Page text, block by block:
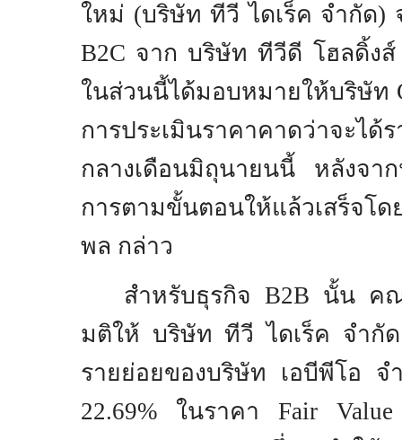
ใหม่ (บริษัท ทีวี ไดเร็ค จำกัด)
B2C จาก บริษัท ทีวีดี โฮลดิ้ง
ในส่วนนี้ได้มอบหมายให้บริษัท
การประเมินราคาคาดว่าจะได้
กลางเดือนมิถุนายนนี้ หลังจา
การตามขั้นตอนให้แล้วเสร็จโ
พล กล่าว
สำหรับธุรกิจ B2B นั้น คณ
มติให้ บริษัท ทีวี ไดเร็ค จำกั
รายย่อยของบริษัท เอบีพีโอ จ
22.69% ในราคา Fair